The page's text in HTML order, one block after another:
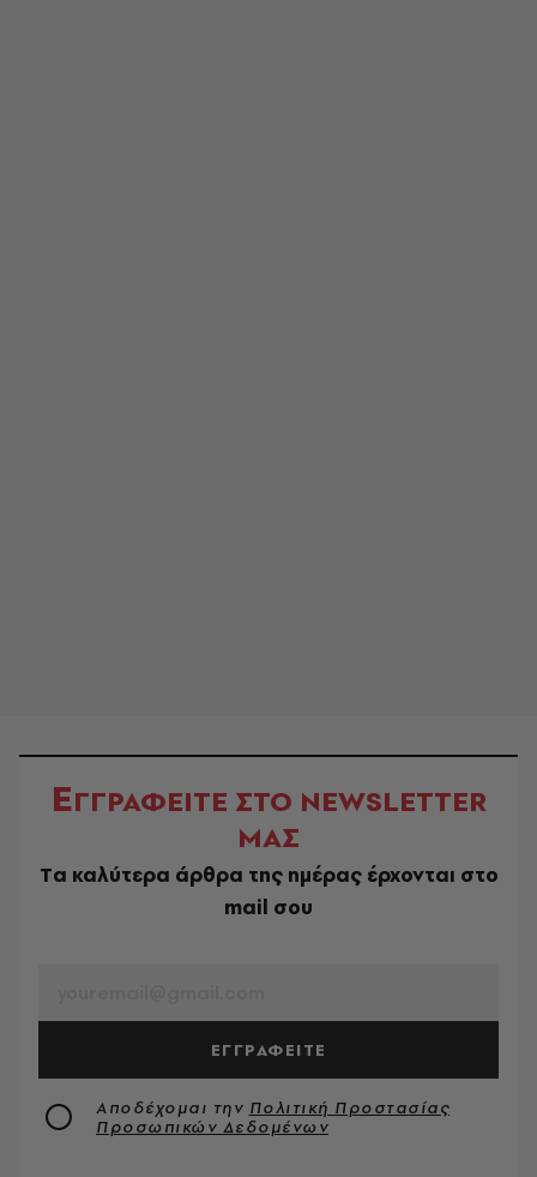
ΕΓΓΡΑΦΕΙΤΕ ΣΤΟ NEWSLETTER
ΜΑΣ
Tα καλύτερα άρθρα της ημέρας έρχονται στο
mail σου
ΕΓΓΡΑΦΕΙΤΕ
Αποδέχομαι την Πολιτική Προστασίας
Προσωπικών Δεδομένων